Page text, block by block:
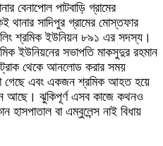
বেনাপোল পাটবাড়ি গ্রামের
সাদিপুর গ্রামের মোস্তফার
শ্রমিক ইউনিয়ন ৮৯১ এর সদস্য।
ইউনিয়নের সভাপতি মাকসুদুর রহমান
ট্রাক থেকে আনলোড করার সময়
গেছে এবং একজন শ্রমিক আহত হয়ে
আছে। ঝুকিপূর্ণ এসব কাজে কথনও
বা এম্বুলেন্স নাই বিধায়